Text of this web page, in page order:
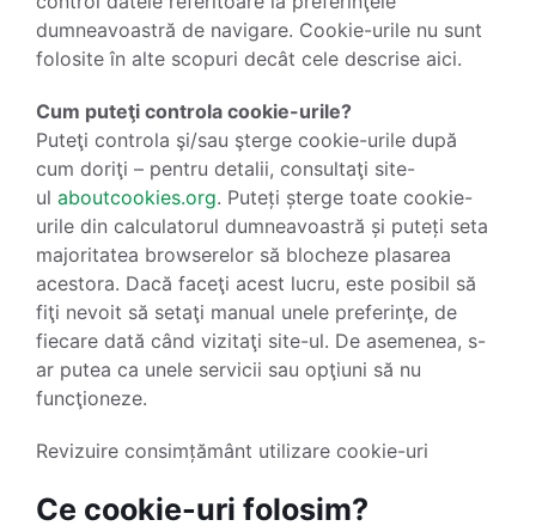
dumneavoastră de navigare. Cookie-urile nu sunt
folosite în alte scopuri decât cele descrise aici.
Cum puteţi controla cookie-urile?
Puteţi controla şi/sau şterge cookie-urile după
cum doriţi – pentru detalii, consultaţi site-
ul aboutcookies.org. Puteți șterge toate cookie-
urile din calculatorul dumneavoastră și puteți seta
majoritatea browserelor să blocheze plasarea
acestora. Dacă faceţi acest lucru, este posibil să
fiţi nevoit să setaţi manual unele preferinţe, de
fiecare dată când vizitaţi site-ul. De asemenea, s-
ar putea ca unele servicii sau opţiuni să nu
funcţioneze.
Revizuire consimțământ utilizare cookie-uri
Ce cookie-uri folosim?